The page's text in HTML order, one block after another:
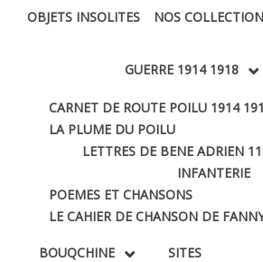
OBJETS INSOLITES NOS
GUERRE 1914 1918
CARNET DE ROUTE POILU 1914
LA PLUME DU POILU
LETTRES DE BENE ADRIEN
INFANTERIE
POEMES ET CHANSONS
LE CAHIER DE CHANSON DE
BOUQCHINE SITES